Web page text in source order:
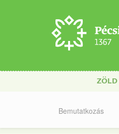
ZÖLD
Bemutatkozás